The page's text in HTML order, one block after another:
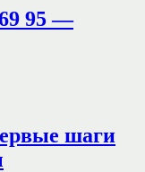
95 —
шаги